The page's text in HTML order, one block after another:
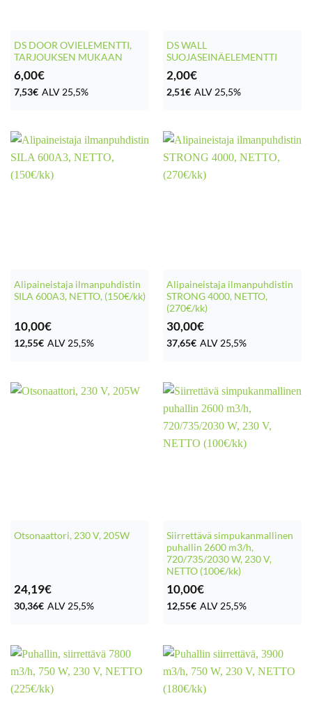
DS DOOR OVIELEMENTTI,
TARJOUKSEN MUKAAN
6,00€
7,53€ ALV 25,5%
DS WALL
SUOJASEINÄELEMENTTI
2,00€
2,51€ ALV 25,5%
Alipaineistaja ilmanpuhdistin
SILA 600A3, NETTO, (150€/kk)
10,00€
12,55€ ALV 25,5%
Alipaineistaja ilmanpuhdistin
STRONG 4000, NETTO,
(270€/kk)
30,00€
37,65€ ALV 25,5%
Otsonaattori, 230 V, 205W
24,19€
30,36€ ALV 25,5%
Siirrettävä simpukanmallinen
puhallin 2600 m3/h,
720/735/2030 W, 230 V,
NETTO (100€/kk)
10,00€
12,55€ ALV 25,5%